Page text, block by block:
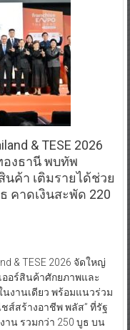
& TESE 2026
องธานี พบทัพ
ค้า เติมรายได้ช่วย
คาดเงินสะพัด 220
& TESE 2026 จัดใหญ่
อร์สินค้าศักยภาพและ
นงานเดียว พร้อมแนวร่วม
ส์สร้างอาชีพ พลัส” ที่รัฐ
าน รวมกว่า 250 บูธ บน